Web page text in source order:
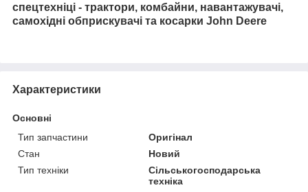
спецтехніці - трактори, комбайни, навантажувачі,
самохідні обприскувачі та косарки John Deere
Характеристики
Основні
Тип запчастини
Оригінал
Стан
Новий
Тип техніки
Сільськогосподарська
техніка